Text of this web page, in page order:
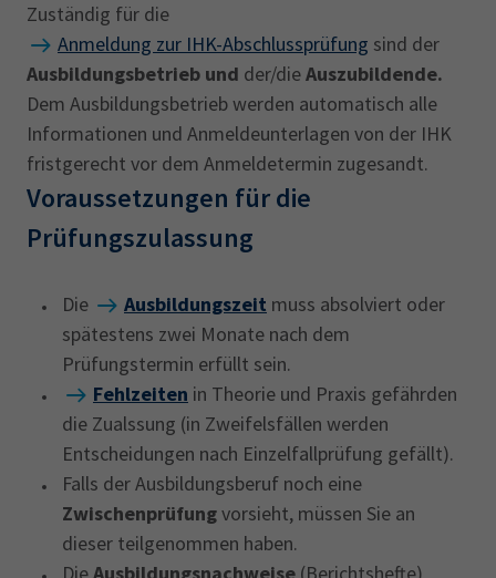
Zuständig für die
Anmeldung zur IHK-Abschlussprüfung sind der
Ausbildungsbetrieb und der/dieAuszubildende.
Dem Ausbildungsbetrieb werden automatisch alle
Informationen und Anmeldeunterlagen von der IHK
fristgerecht vor dem Anmeldetermin zugesandt.
Voraussetzungen für die
Prüfungszulassung
Die Ausbildungszeit muss absolviert oder
spätestens zwei Monate nach dem
Prüfungstermin erfüllt sein.
Fehlzeiten in Theorie und Praxis gefährden
die Zualssung (in Zweifelsfällen werden
Entscheidungen nach Einzelfallprüfung gefällt).
Falls der Ausbildungsberuf noch eine
Zwischenprüfungvorsieht, müssen Sie an
dieser teilgenommen haben.